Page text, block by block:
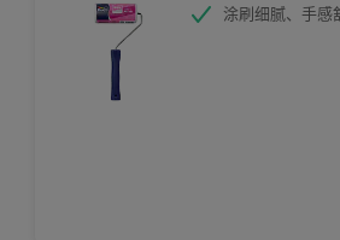
涂刷细腻、手感